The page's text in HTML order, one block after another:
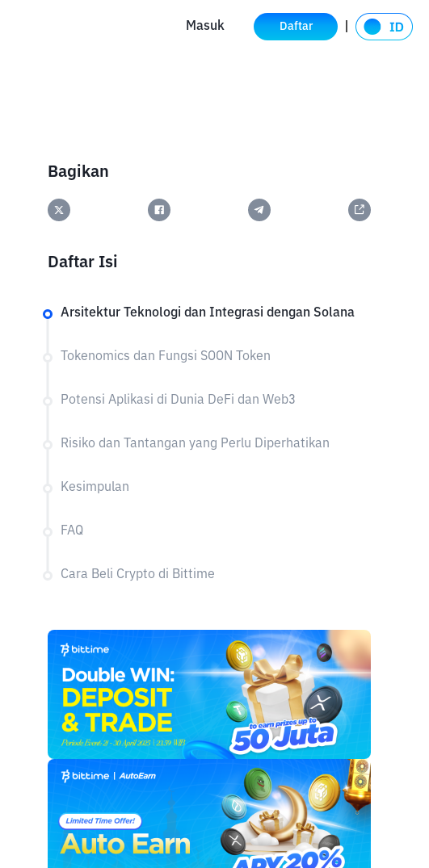
Masuk Daftar
Bagikan
Daftar Isi
Arsitektur Teknologi dan Integrasi dengan Solana
Tokenomics dan Fungsi SOON Token
Potensi Aplikasi di Dunia DeFi dan Web3
Risiko dan Tantangan yang Perlu Diperhatikan
Kesimpulan
FAQ
Cara Beli Crypto di Bittime